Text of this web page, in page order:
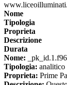
Nome
Tipologia
Proprieta
Descrizione
Durata
Nome:
Tipologia: analitico
Proprieta: Prime